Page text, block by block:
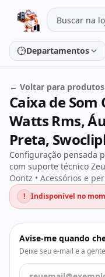
Pular para o conteúdo
Departamentos
Placa de vídeo
Placa-mãe
SSD/HD
PC Gamer
Monitores
Todos os produtos
← Voltar para produtos
Caixa de
Watts Rms,
Preta,
Configuração pensada
com suporte técnico
Oontz • Acessórios e
! Indisponível no
Avise-me quando
Deixe seu e-mail e a